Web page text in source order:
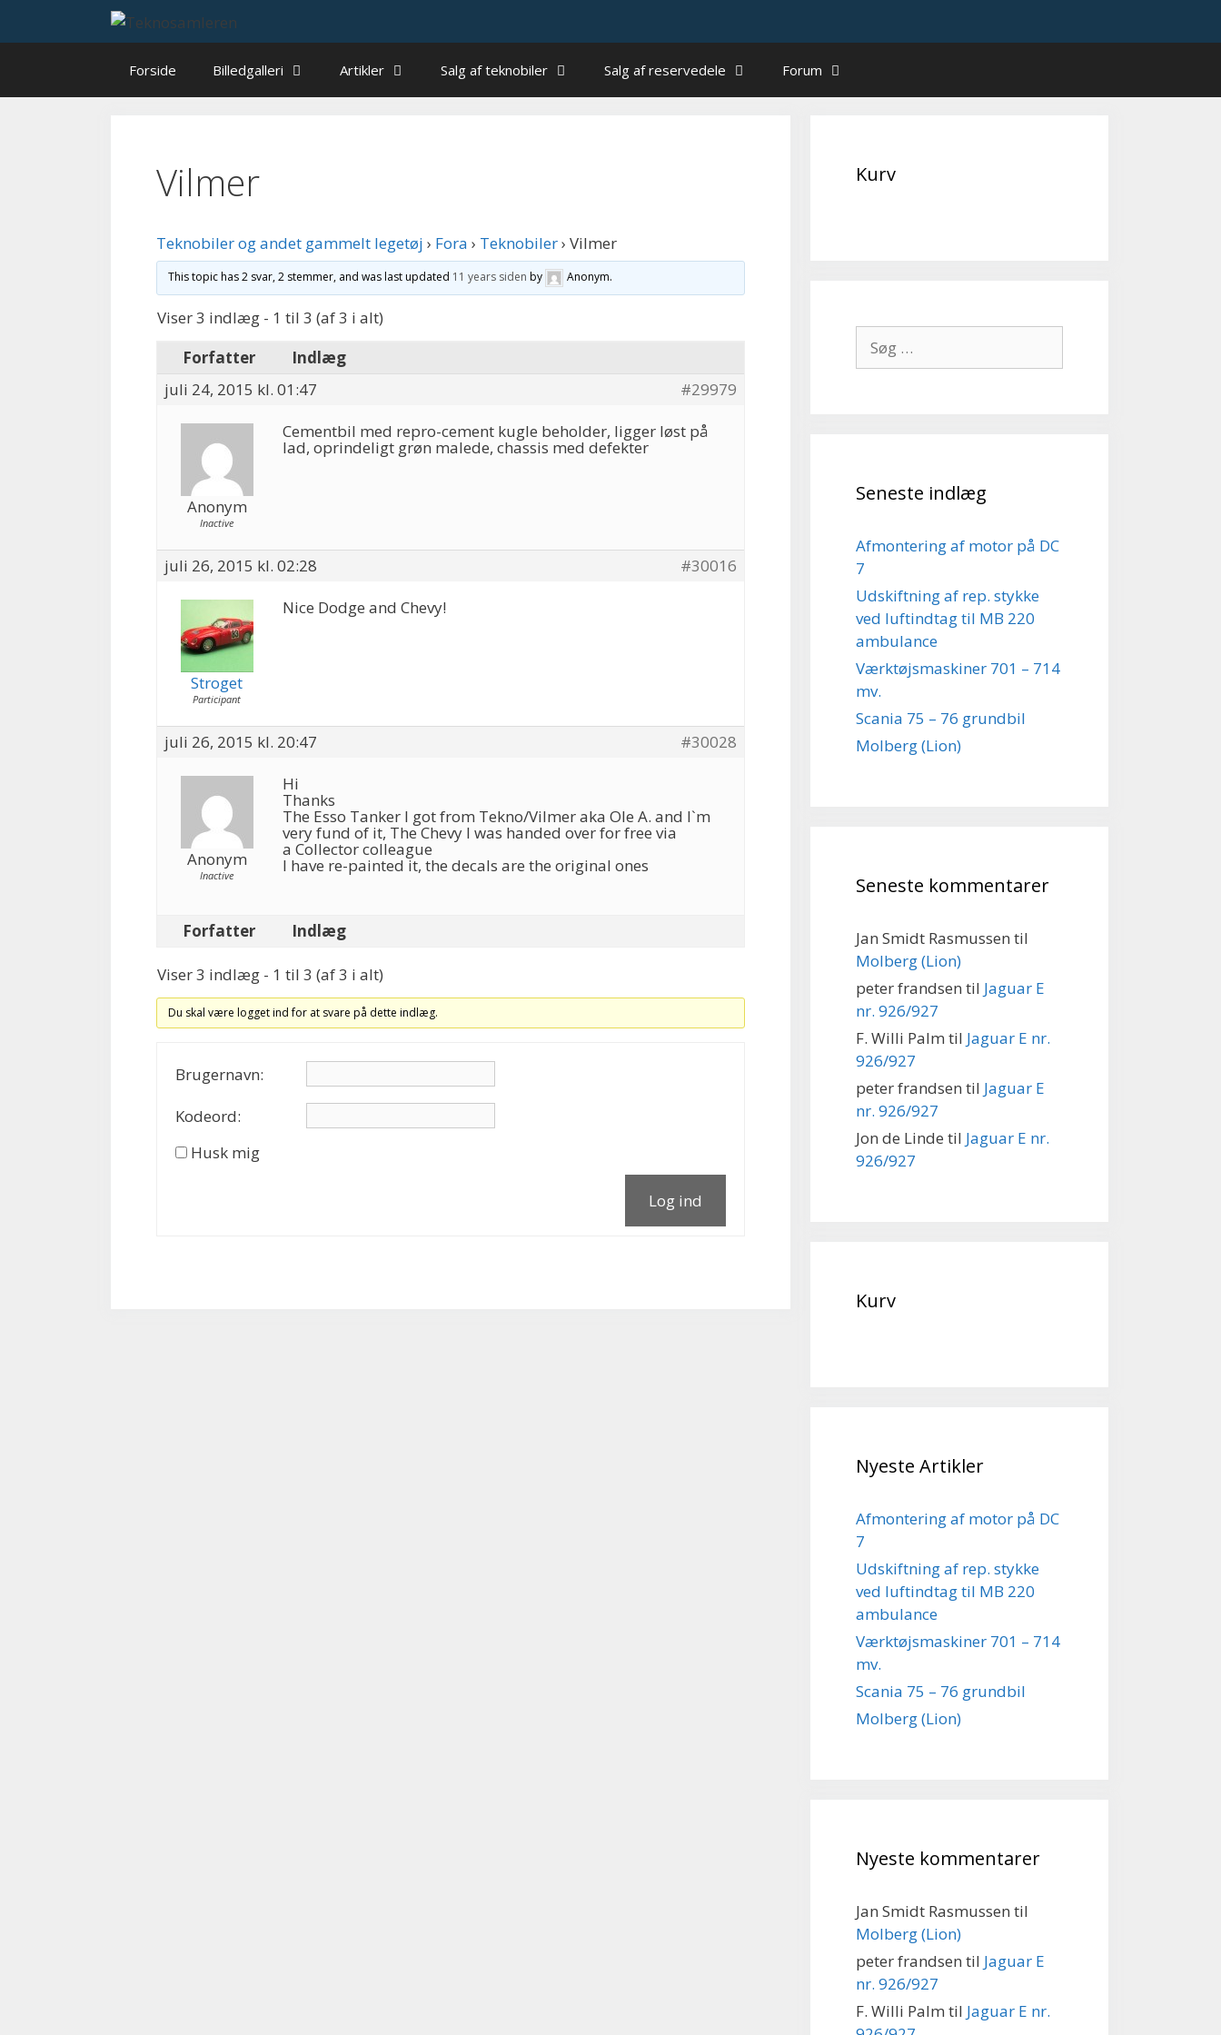
Forside Billedgalleri Artikler Salg af teknobiler Salg af reservedele Forum
Vilmer
Teknobiler og andet gammelt legetøj › Fora › Teknobiler› Vilmer
This topic has 2 svar, 2 stemmer, and was last updated 11 years siden by Anonym.
Viser 3 indlæg - 1 til 3 (af 3 i alt)
Forfatter
Indlæg
juli 24, 2015 kl. 01:47
#29979
Anonym
Inactive
Cementbil med repro-cement kugle beholder, ligger løst på
lad, oprindeligt grøn malede, chassis med defekter
juli 26, 2015 kl. 02:28 #30016
Stroget
Participant
Nice Dodge and Chevy!
juli 26, 2015 kl. 20:47 #30028
Anonym
Inactive
Hi
Thanks
The Esso Tanker I got from Tekno/Vilmer aka Ole A. and I`m
very fund of it, The Chevy I was handed over for free via
a Collector colleague
I have re-painted it, the decals are the original ones
Forfatter Indlæg
Viser 3 indlæg - 1 til 3 (af 3 i alt)
Du skal være logget ind for at svare på dette indlæg.
Brugernavn:
Kodeord:
Husk mig
Log ind
Kurv
efter:
Seneste indlæg
Afmontering af motor på DC
7
Udskiftning af rep. stykke
ved luftindtag til MB 220
ambulance
Værktøjsmaskiner 701 – 714
mv.
Scania 75 – 76 grundbil
Molberg (Lion)
Seneste kommentarer
Jan Smidt Rasmussen til
Molberg (Lion)
peter frandsen til Jaguar E
nr. 926/927
F. Willi Palm til Jaguar E nr.
926/927
peter frandsen til Jaguar E
nr. 926/927
Jon de Linde til Jaguar E nr.
926/927
Kurv
Nyeste Artikler
Afmontering af motor på DC
7
Udskiftning af rep. stykke
ved luftindtag til MB 220
ambulance
Værktøjsmaskiner 701 – 714
mv.
Scania 75 – 76 grundbil
Molberg (Lion)
Nyeste kommentarer
Jan Smidt Rasmussen til
Molberg (Lion)
peter frandsen til Jaguar E
nr. 926/927
F. Willi Palm til Jaguar E nr.